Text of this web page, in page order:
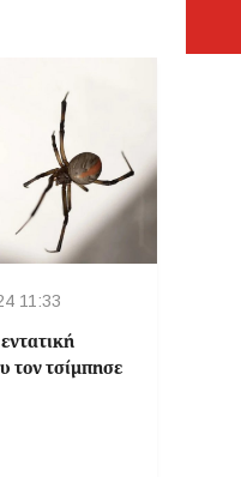
11:33
τον τσίμπησε